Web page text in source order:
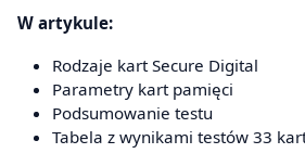
W artykule:
Rodzaje kart Secure Digital
Parametry kart pamięci
Podsumowanie testu
Tabela z wynikami testów 33